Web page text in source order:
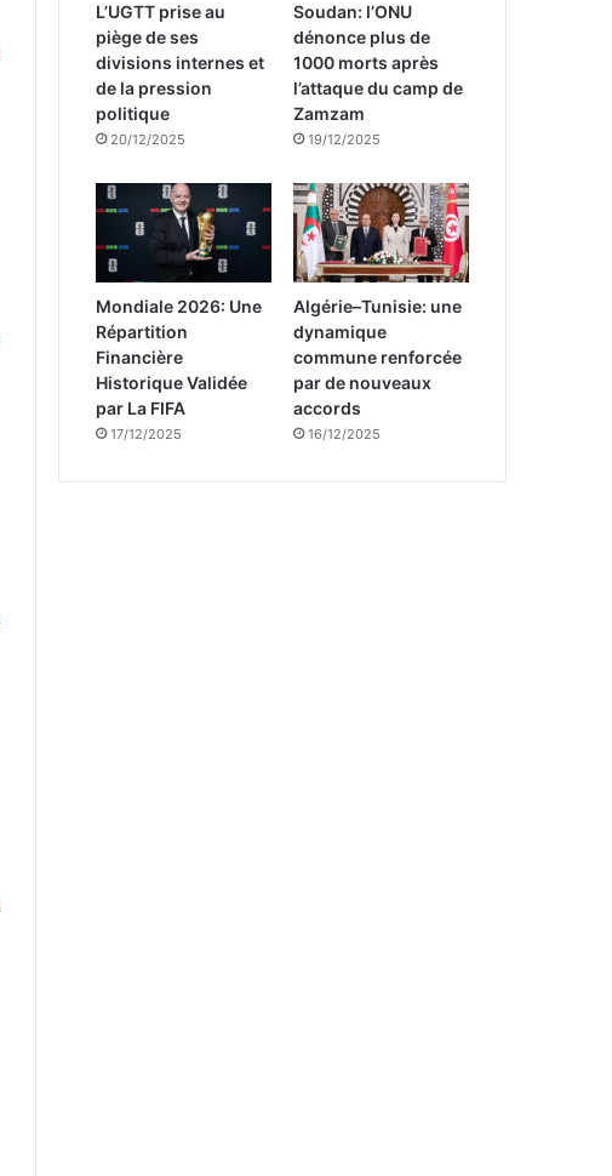
L’UGTT prise au
piège de ses
divisions internes et
de la pression
politique
20/12/2025
Soudan: l’ONU
dénonce plus de
1000 morts après
l’attaque du camp de
Zamzam
19/12/2025
Mondiale 2026: Une
Répartition
Financière
Historique Validée
par La FIFA
17/12/2025
Algérie–Tunisie: une
dynamique
commune renforcée
par de nouveaux
accords
16/12/2025